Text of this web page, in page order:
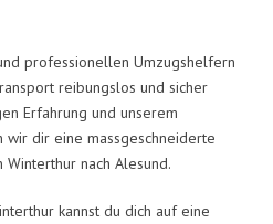
professionellen Umzugshelfern
reibungslos und sicher
Erfahrung und unserem
dir eine massgeschneiderte
nach Alesund.
kannst du dich auf eine